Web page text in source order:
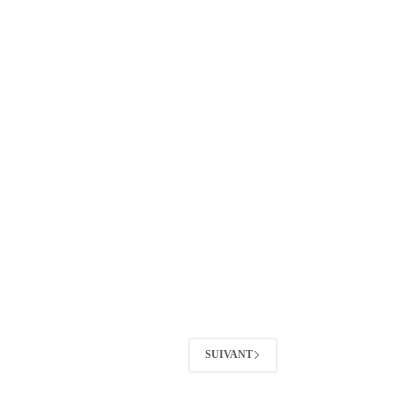
SUIVANT